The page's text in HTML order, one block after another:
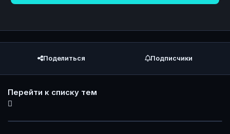
Поделиться Подписчики
Перейти к списку тем